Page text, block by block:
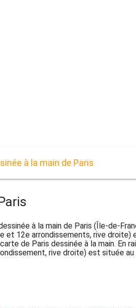
à la main de Paris
à la main de Paris (Île-de-
et 12e arrondissements, rive
de Paris dessinée à la main. En
rive droite) est située